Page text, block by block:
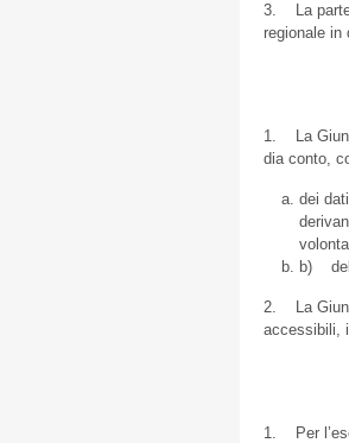
3. La
regionale in
1. La
dia conto,
dei
b)
2. La
accessibili,
1. Per